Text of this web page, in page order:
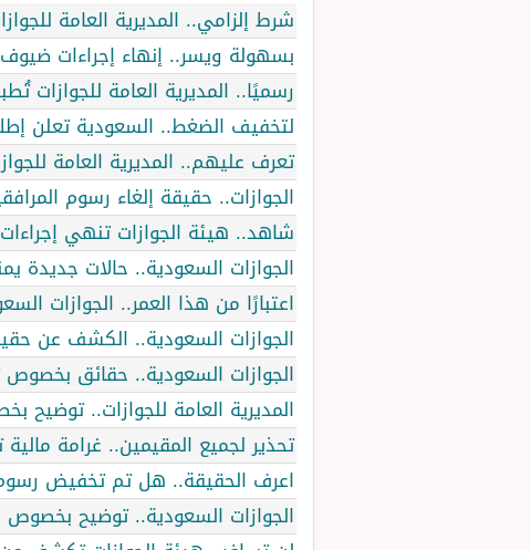
شرط إلزامي.. المديرية العامة
بسهولة ويسر.. إنهاء إجراءات
رسميًا.. المديرية العامة للجوازات
لتخفيف الضغط.. السعودية تعلن
تعرف عليهم.. المديرية العامة
الجوازات.. حقيقة إلغاء رسوم المرافقين
شاهد.. هيئة الجوازات تنهي
الجوازات السعودية.. حالات جديدة
اعتبارًا من هذا العمر.. الجوازات
الجوازات السعودية.. الكشف عن
الجوازات السعودية.. حقائق
المديرية العامة للجوازات.. توضيح
تحذير لجميع المقيمين.. غرامة مالية تصل إلى
اعرف الحقيقة.. هل تم تخفيض
الجوازات السعودية.. توضيح بخصوص